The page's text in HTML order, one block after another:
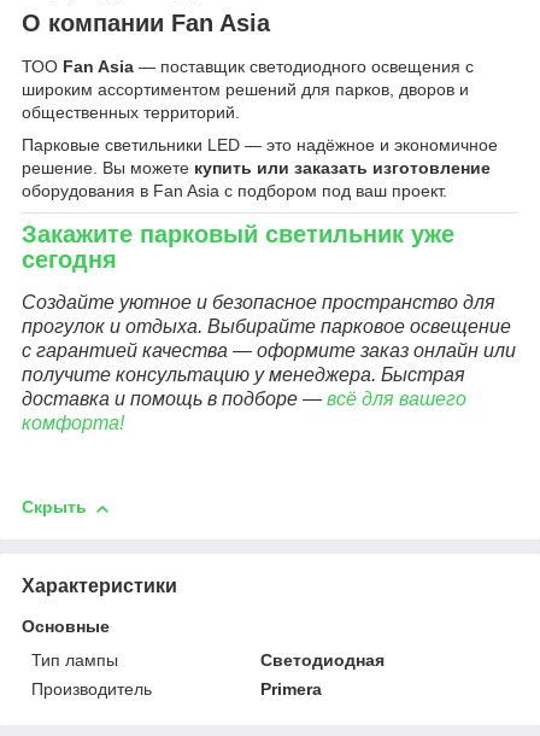
О компании Fan Asia
ТОО Fan Asia — поставщик светодиодного освещения с
широким ассортиментом решений для парков, дворов и
общественных территорий.
Парковые светильники LED — это надёжное и экономичное
решение. Вы можете купить или заказать изготовление
оборудования в Fan Asia с подбором под ваш проект.
Закажите парковый светильник уже
сегодня
Создайте уютное и безопасное пространство для
прогулок и отдыха. Выбирайте парковое освещение
с гарантией качества — оформите заказ онлайн или
получите консультацию у менеджера. Быстрая
доставка и помощь в подборе — всё для вашего
комфорта!
Скрыть
Характеристики
Основные
Тип лампы
Светодиодная
Производитель
Primera